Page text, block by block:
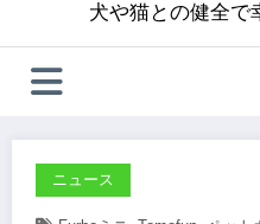
犬や猫との健全で
ニュース